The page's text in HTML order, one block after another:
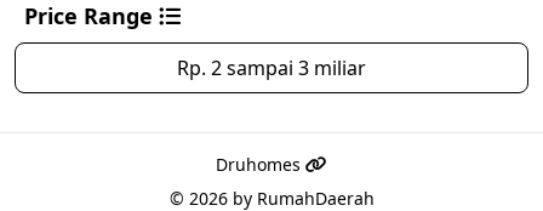
Price Range
Rp. 2 sampai 3 miliar
Druhomes
© 2026 by RumahDaerah